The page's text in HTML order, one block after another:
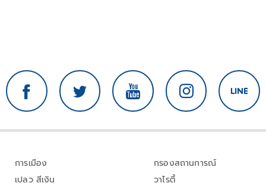
การเมือง
เปลว สีเงิน
กรองสถานการณ์
วาไรตี้